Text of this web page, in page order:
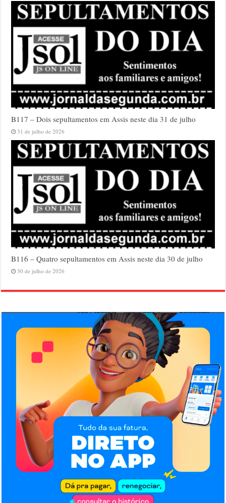
B117 – Dois sepultamentos em Assis neste dia 31 de julho
31 de julho de 2026
B116 – Quatro sepultamentos em Assis neste dia 30 de julho
30 de julho de 2026